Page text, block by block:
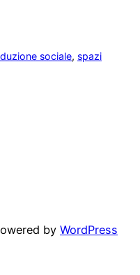
sociale, spazi
by WordPress